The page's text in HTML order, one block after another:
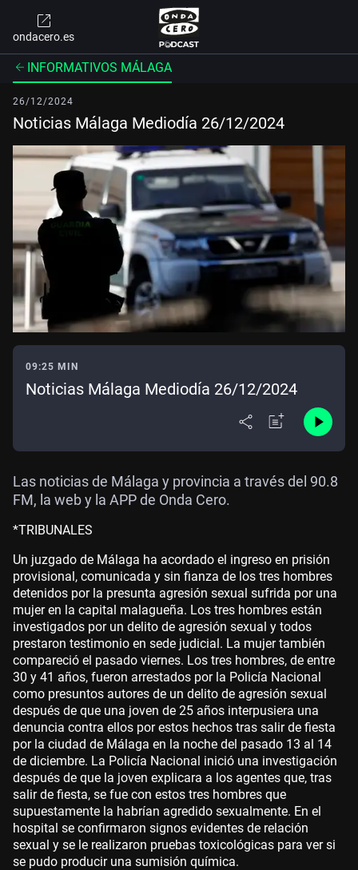
ondacero.es
INFORMATIVOS MÁLAGA
26/12/2024
Noticias Málaga Mediodía 26/12/2024
09:25 MIN
Noticias Málaga Mediodía 26/12/2024
Las noticias de Málaga y provincia a través del 90.8
FM, la web y la APP de Onda Cero.
*TRIBUNALES
Un juzgado de Málaga ha acordado el ingreso en prisión
provisional, comunicada y sin fianza de los tres hombres
detenidos por la presunta agresión sexual sufrida por una
mujer en la capital malagueña. Los tres hombres están
investigados por un delito de agresión sexual y todos
prestaron testimonio en sede judicial. La mujer también
compareció el pasado viernes. Los tres hombres, de entre
30 y 41 años, fueron arrestados por la Policía Nacional
como presuntos autores de un delito de agresión sexual
después de que una joven de 25 años interpusiera una
denuncia contra ellos por estos hechos tras salir de fiesta
por la ciudad de Málaga en la noche del pasado 13 al 14
de diciembre. La Policía Nacional inició una investigación
después de que la joven explicara a los agentes que, tras
salir de fiesta, se fue con estos tres hombres que
supuestamente la habrían agredido sexualmente. En el
hospital se confirmaron signos evidentes de relación
sexual y se le realizaron pruebas toxicológicas para ver si
se pudo producir una sumisión química.